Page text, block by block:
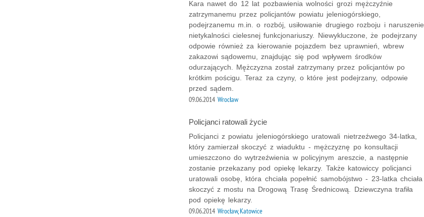
Kara nawet do 12 lat pozbawienia wolności grozi mężczyźnie
zatrzymanemu przez policjantów powiatu jeleniogórskiego,
podejrzanemu m.in. o rozbój, usiłowanie drugiego rozboju i naruszenie
nietykalności cielesnej funkcjonariuszy. Niewykluczone, że podejrzany
odpowie również za kierowanie pojazdem bez uprawnień, wbrew
zakazowi sądowemu, znajdując się pod wpływem środków
odurzających. Mężczyzna został zatrzymany przez policjantów po
krótkim pościgu. Teraz za czyny, o które jest podejrzany, odpowie
przed sądem.
09.06.2014 Wrocław
Policjanci ratowali życie
Policjanci z powiatu jeleniogórskiego uratowali nietrzeźwego 34-latka,
który zamierzał skoczyć z wiaduktu - mężczyznę po konsultacji
umieszczono do wytrzeźwienia w policyjnym areszcie, a następnie
zostanie przekazany pod opiekę lekarzy. Także katowiccy policjanci
uratowali osobę, która chciała popełnić samobójstwo - 23-latka chciała
skoczyć z mostu na Drogową Trasę Średnicową. Dziewczyna trafiła
pod opiekę lekarzy.
09.06.2014 Wrocław, Katowice